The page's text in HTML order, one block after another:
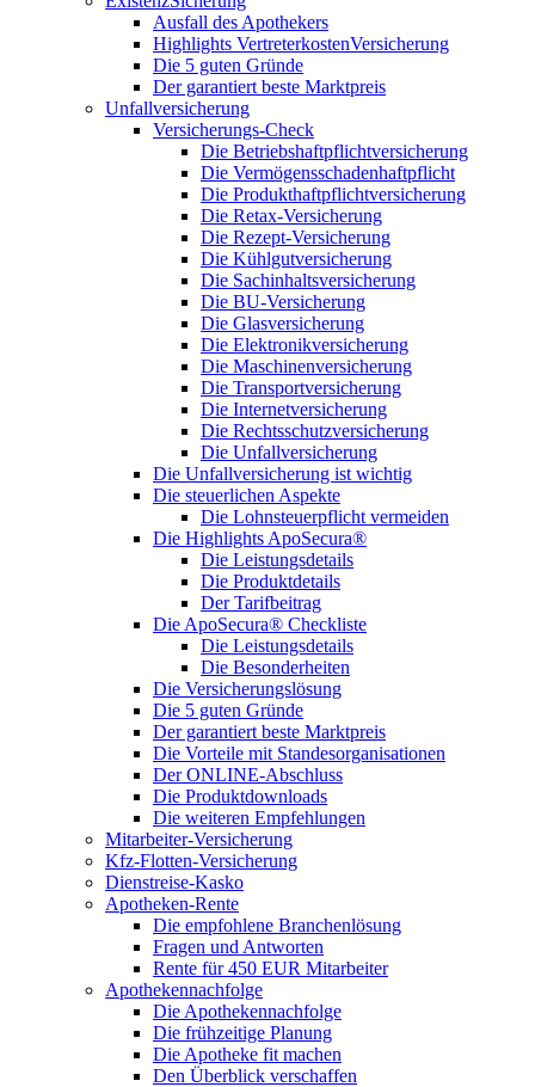
Ausfall des Apothekers
Highlights VertreterkostenVersicherung
Die 5 guten Gründe
Der garantiert beste Marktpreis
Unfallversicherung
Versicherungs-Check
Die Betriebshaftpflichtversicherung
Die Vermögensschadenhaftpflicht
Die Produkthaftpflichtversicherung
Die Retax-Versicherung
Die Rezept-Versicherung
Die Kühlgutversicherung
Die Sachinhaltsversicherung
Die BU-Versicherung
Die Glasversicherung
Die Elektronikversicherung
Die Maschinenversicherung
Die Transportversicherung
Die Internetversicherung
Die Rechtsschutzversicherung
Die Unfallversicherung
Die Unfallversicherung ist wichtig
Die steuerlichen Aspekte
Die Lohnsteuerpflicht vermeiden
Die Highlights ApoSecura®
Die Leistungsdetails
Die Produktdetails
Der Tarifbeitrag
Die ApoSecura® Checkliste
Die Leistungsdetails
Die Besonderheiten
Die Versicherungslösung
Die 5 guten Gründe
Der garantiert beste Marktpreis
Die Vorteile mit Standesorganisationen
Der ONLINE-Abschluss
Die Produktdownloads
Die weiteren Empfehlungen
Mitarbeiter-Versicherung
Kfz-Flotten-Versicherung
Dienstreise-Kasko
Apotheken-Rente
Die empfohlene Branchenlösung
Fragen und Antworten
Rente für 450 EUR Mitarbeiter
Apothekennachfolge
Die Apothekennachfolge
Die frühzeitige Planung
Die Apotheke fit machen
Den Überblick verschaffen